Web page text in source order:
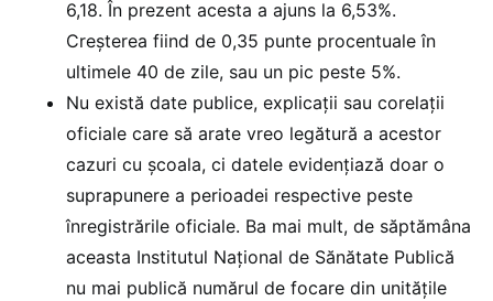
6,18. În prezent acesta a ajuns la 6,53%.
Creșterea fiind de 0,35 punte procentuale în
ultimele 40 de zile, sau un pic peste 5%.
Nu există date publice, explicații sau corelații
oficiale care să arate vreo legătură a acestor
cazuri cu școala, ci datele evidențiază doar o
suprapunere a perioadei respective peste
înregistrările oficiale. Ba mai mult, de săptămâna
aceasta Institutul Național de Sănătate Publică
nu mai publică numărul de focare din unitățile